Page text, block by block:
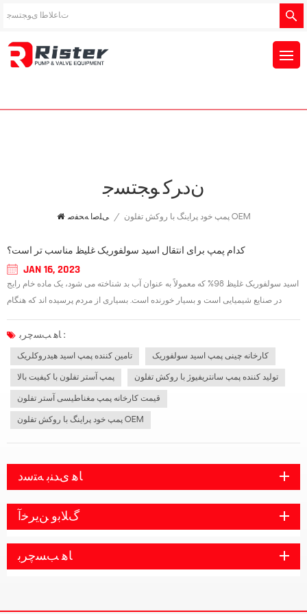
ﻥﺩﺮﮐ ﻮﺠﺘﺴﺟ
ﯽﻠﺻﺍ ﻪﺤﻔﺻ / پمپ خود پراینگ با روکش تفلون OEM
کدام پمپ برای انتقال اسید سولفوریک غلیظ مناسب تر است؟
JAN 16, 2023
اسید سولفوریک غلیظ 98% که معمولاً به عنوان آب بد شناخته می شود، یک ماده خام رایج
در صنایع شیمیایی است و بسیار خورنده است. بسیاری از مردم پرسیده اند که هنگام
ﺎﻫ ﺐﺴﭼﺮﺑ :
تامین کننده پمپ اسید هیدروکلریک کارخانه چینی پمپ اسید سولفوریک
پمپ آستر تفلون با کیفیت بالا تولید کننده پمپ سانتریفیوژ با روکش تفلون
قیمت کارخانه پمپ مغناطیسی آستر تفلون
پمپ خود پراینگ با روکش تفلون OEM
ﺎﻫ ﯼﺪﻨﺑ ﻪﺘﺳﺩ
ﮒﻼ ﺑﻭ ﻦﯾﺮﺧﺁ
ﺎﻫ ﺐﺴﭼﺮﺑ